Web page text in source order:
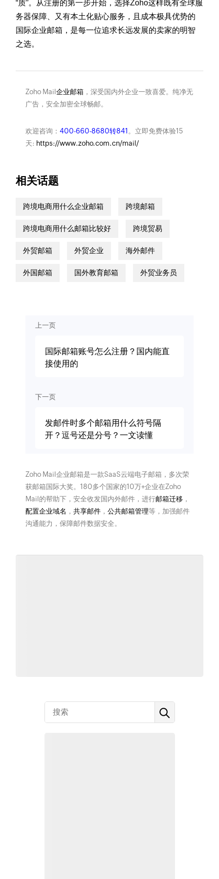
“质”。从注册的第一步开始，选择Zoho这样既有全球服
务器保障、又有本土化贴心服务，且成本极具优势的
国际企业邮箱，是每一位追求长远发展的卖家的明智
之选。
Zoho Mail企业邮箱，深受国内外企业一致喜爱。纯净无
广告，安全加密全球畅邮。
欢迎咨询： 400-660-8680转841 。立即免费体验15
天: https://www.zoho.com.cn/mail/
相关话题
跨境电商用什么企业邮箱 跨境邮箱
跨境电商用什么邮箱比较好 跨境贸易
外贸邮箱 外贸企业 海外邮件
外国邮箱 国外教育邮箱 外贸业务员
上一页
国际邮箱账号怎么注册？国内能直
接使用的
下一页
发邮件时多个邮箱用什么符号隔
开？逗号还是分号？一文读懂
Zoho Mail企业邮箱是一款SaaS云端电子邮箱，多次荣
获邮箱国际大奖。180多个国家的10万+企业在Zoho
Mail的帮助下，安全收发国内外邮件，进行邮箱迁移 ，
配置企业域名 ， 共享邮件， 公共邮箱管理等，加强邮件
沟通能力，保障邮件数据安全。